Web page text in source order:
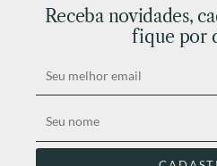
Receba novidades,
fique por